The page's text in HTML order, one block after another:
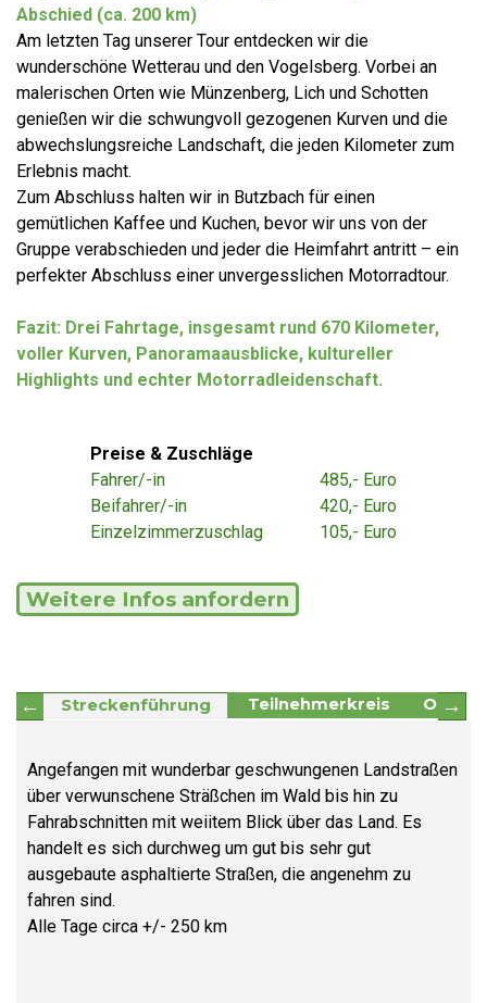
Abschied (ca. 200 km)
Am letzten Tag unserer Tour entdecken wir die
wunderschöne Wetterau und den Vogelsberg. Vorbei an
malerischen Orten wie Münzenberg, Lich und Schotten
genießen wir die schwungvoll gezogenen Kurven und die
abwechslungsreiche Landschaft, die jeden Kilometer zum
Erlebnis macht.
Zum Abschluss halten wir in Butzbach für einen
gemütlichen Kaffee und Kuchen, bevor wir uns von der
Gruppe verabschieden und jeder die Heimfahrt antritt – ein
perfekter Abschluss einer unvergesslichen Motorradtour.
Fazit: Drei Fahrtage, insgesamt rund 670 Kilometer,
voller Kurven, Panoramaausblicke, kultureller
Highlights und echter Motorradleidenschaft.
Preise & Zuschläge
Fahrer/-in
Beifahrer/-in
Einzelzimmerzuschlag
485,- Euro
420,- Euro
105,- Euro
Weitere Infos anfordern
Streckenführung Teilnehmerkreis
Angefangen mit wunderbar geschwungenen Landstraßen
über verwunschene Sträßchen im Wald bis hin zu
Fahrabschnitten mit weiitem Blick über das Land. Es
handelt es sich durchweg um gut bis sehr gut
ausgebaute asphaltierte Straßen, die angenehm zu
fahren sind.
Alle Tage circa +/- 250 km